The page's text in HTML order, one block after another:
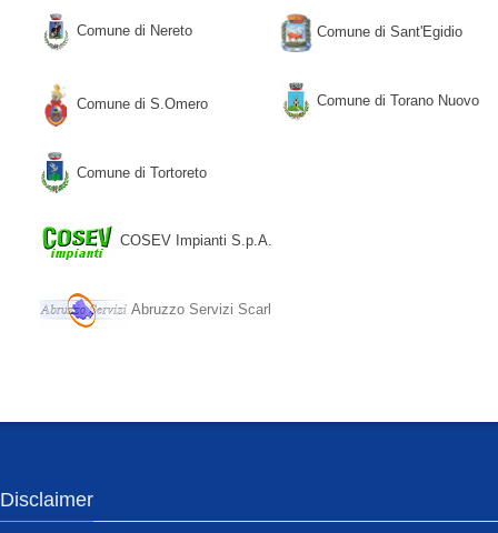
Comune di Nereto Comune di Sant'Egidio
Comune di S.Omero Comune di Torano Nuovo
Comune di Tortoreto
COSEV Impianti S.p.A.
Abruzzo Servizi Scarl
Disclaimer